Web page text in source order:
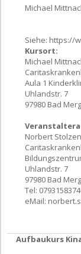
Michael
Siehe: https://
Kursort:
Michael
Aula 1
Uhlandstr. 7
97980 Bad
Norbert
Uhlandstr. 7
97980 Bad
Tel:
eMail:
Aufbaukurs